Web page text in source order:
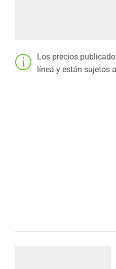
Los precios
línea y están sujetos